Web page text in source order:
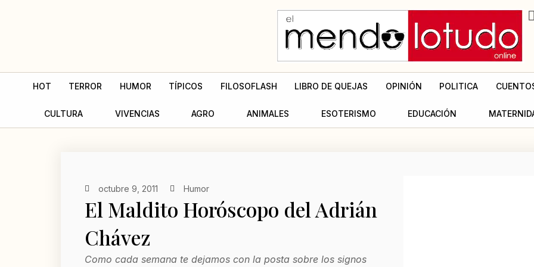
HOT TERROR HUMOR TÍPICOS FILOSOFLASH LIBRO DE QUEJAS OPINIÓN POLITICA
CULTURA VIVENCIAS AGRO ANIMALES ESOTERISMO EDUCACIÓN
octubre 9, 2011 Humor
El Maldito Horóscopo del Adrián
Chávez
Como cada semana te dejamos con la posta sobre los signos